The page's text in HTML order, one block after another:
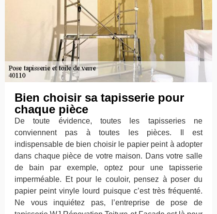
Bien choisir sa tapisserie pour
chaque pièce
De toute évidence, toutes les tapisseries ne
conviennent pas à toutes les pièces. Il est
indispensable de bien choisir le papier peint à adopter
dans chaque pièce de votre maison. Dans votre salle
de bain par exemple, optez pour une tapisserie
imperméable. Et pour le couloir, pensez à poser du
papier peint vinyle lourd puisque c’est très fréquenté.
Ne vous inquiétez pas, l’entreprise de pose de